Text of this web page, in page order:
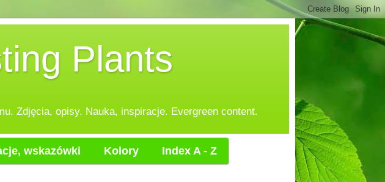
Plants
Zdjęcia, opisy. Nauka, inspiracje. Evergreen content.
wskazówki Kolory Index A - Z